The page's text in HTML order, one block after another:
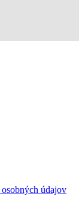
údajov